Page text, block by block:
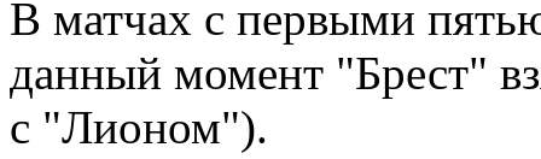
В матчах с первыми
данный момент "Брест"
с "Лионом").